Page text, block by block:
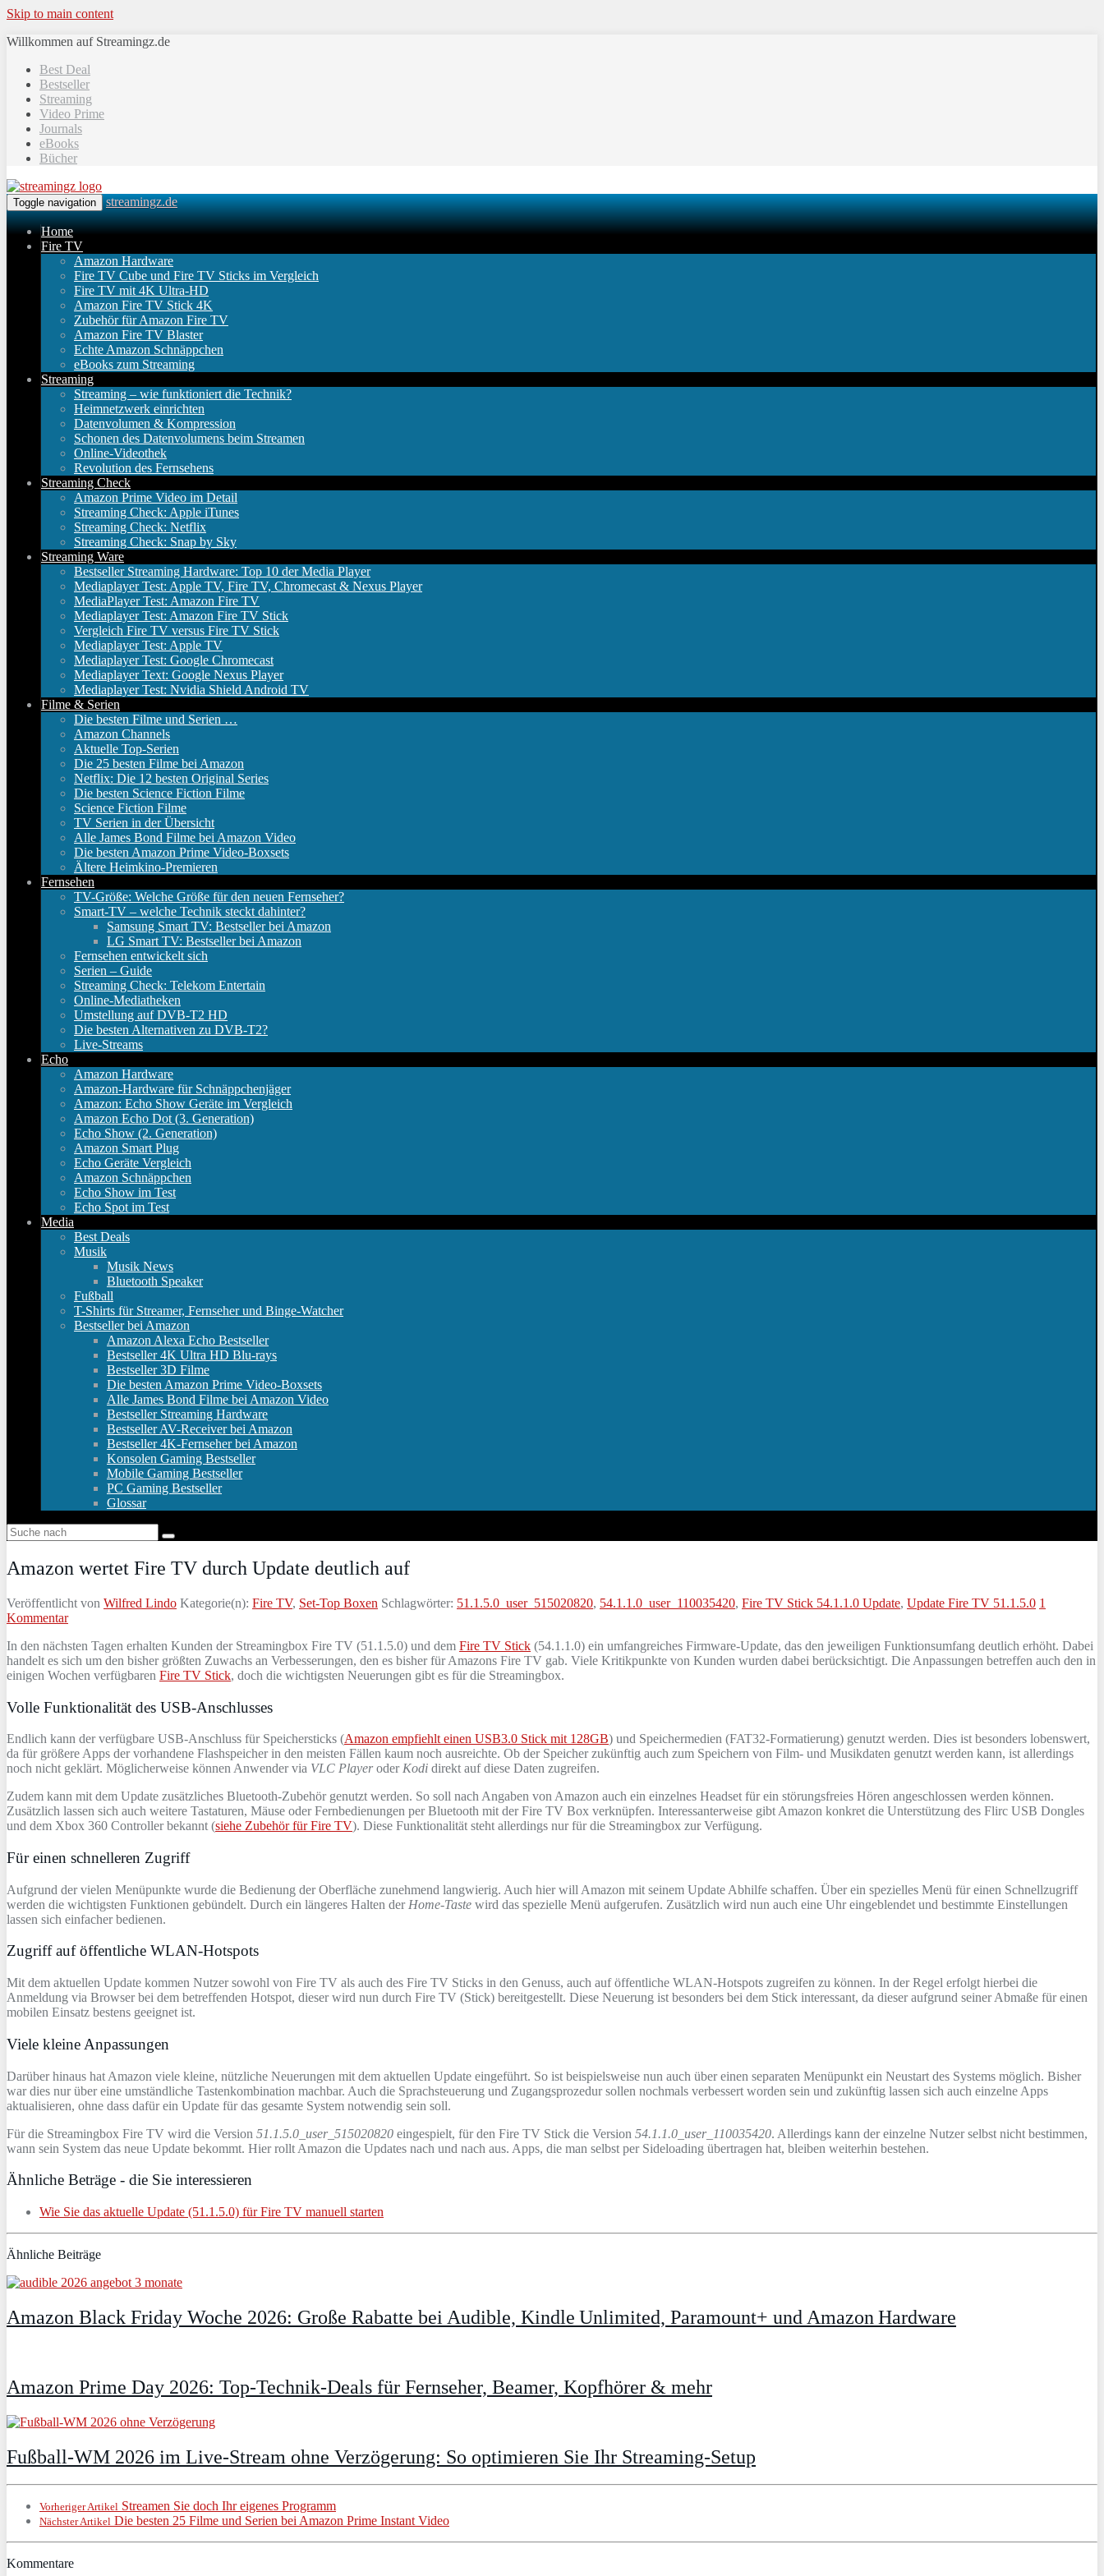
Skip to main content
Willkommen auf Streamingz.de
Best Deal
Bestseller
Streaming
Video Prime
Journals
eBooks
Bücher
Toggle navigation streamingz.de
Home
Fire TV
Amazon Hardware
Fire TV Cube und Fire TV Sticks im Vergleich
Fire TV mit 4K Ultra-HD
Amazon Fire TV Stick 4K
Zubehör für Amazon Fire TV
Amazon Fire TV Blaster
Echte Amazon Schnäppchen
eBooks zum Streaming
Streaming
Streaming – wie funktioniert die Technik?
Heimnetzwerk einrichten
Datenvolumen & Kompression
Schonen des Datenvolumens beim Streamen
Online-Videothek
Revolution des Fernsehens
Streaming Check
Amazon Prime Video im Detail
Streaming Check: Apple iTunes
Streaming Check: Netflix
Streaming Check: Snap by Sky
Streaming Ware
Bestseller Streaming Hardware: Top 10 der Media Player
Mediaplayer Test: Apple TV, Fire TV, Chromecast & Nexus Player
MediaPlayer Test: Amazon Fire TV
Mediaplayer Test: Amazon Fire TV Stick
Vergleich Fire TV versus Fire TV Stick
Mediaplayer Test: Apple TV
Mediaplayer Test: Google Chromecast
Mediaplayer Text: Google Nexus Player
Mediaplayer Test: Nvidia Shield Android TV
Filme & Serien
Die besten Filme und Serien …
Amazon Channels
Aktuelle Top-Serien
Die 25 besten Filme bei Amazon
Netflix: Die 12 besten Original Series
Die besten Science Fiction Filme
Science Fiction Filme
TV Serien in der Übersicht
Alle James Bond Filme bei Amazon Video
Die besten Amazon Prime Video-Boxsets
Ältere Heimkino-Premieren
Fernsehen
TV-Größe: Welche Größe für den neuen Fernseher?
Smart-TV – welche Technik steckt dahinter?
Samsung Smart TV: Bestseller bei Amazon
LG Smart TV: Bestseller bei Amazon
Fernsehen entwickelt sich
Serien – Guide
Streaming Check: Telekom Entertain
Online-Mediatheken
Umstellung auf DVB-T2 HD
Die besten Alternativen zu DVB-T2?
Live-Streams
Echo
Amazon Hardware
Amazon-Hardware für Schnäppchenjäger
Amazon: Echo Show Geräte im Vergleich
Amazon Echo Dot (3. Generation)
Echo Show (2. Generation)
Amazon Smart Plug
Echo Geräte Vergleich
Amazon Schnäppchen
Echo Show im Test
Echo Spot im Test
Media
Best Deals
Musik
Musik News
Bluetooth Speaker
Fußball
T-Shirts für Streamer, Fernseher und Binge-Watcher
Bestseller bei Amazon
Amazon Alexa Echo Bestseller
Bestseller 4K Ultra HD Blu-rays
Bestseller 3D Filme
Die besten Amazon Prime Video-Boxsets
Alle James Bond Filme bei Amazon Video
Bestseller Streaming Hardware
Bestseller AV-Receiver bei Amazon
Bestseller 4K-Fernseher bei Amazon
Konsolen Gaming Bestseller
Mobile Gaming Bestseller
PC Gaming Bestseller
Glossar
Amazon wertet Fire TV durch Update deutlich auf
Veröffentlicht von Wilfred Lindo Kategorie(n): Fire TV, Set-Top Boxen Schlagwörter: 51.1.5.0_user_515020820, 54.1.1.0_user_110035420, Fire TV Stick 54.1.1.0 Update, Update Fire TV 51.1.5.0 1
Kommentar
In den nächsten Tagen erhalten Kunden der Streamingbox Fire TV (51.1.5.0) und dem Fire TV Stick (54.1.1.0) ein umfangreiches Firmware-Update, das den jeweiligen Funktionsumfang deutlich erhöht. Dabei
handelt es sich um den bisher größten Zuwachs an Verbesserungen, den es bisher für Amazons Fire TV gab. Viele Kritikpunkte von Kunden wurden dabei berücksichtigt. Die Anpassungen betreffen auch den in
einigen Wochen verfügbaren Fire TV Stick, doch die wichtigsten Neuerungen gibt es für die Streamingbox.
Volle Funktionalität des USB-Anschlusses
Endlich kann der verfügbare USB-Anschluss für Speichersticks (Amazon empfiehlt einen USB3.0 Stick mit 128GB) und Speichermedien (FAT32-Formatierung) genutzt werden. Dies ist besonders lobenswert,
da für größere Apps der vorhandene Flashspeicher in den meisten Fällen kaum noch ausreichte. Ob der Speicher zukünftig auch zum Speichern von Film- und Musikdaten genutzt werden kann, ist allerdings
noch nicht geklärt. Möglicherweise können Anwender via VLC Playeroder Kodi direkt auf diese Daten zugreifen.
Zudem kann mit dem Update zusätzliches Bluetooth-Zubehör genutzt werden. So soll nach Angaben von Amazon auch ein einzelnes Headset für ein störungsfreies Hören angeschlossen werden können.
Zusätzlich lassen sich auch weitere Tastaturen, Mäuse oder Fernbedienungen per Bluetooth mit der Fire TV Box verknüpfen. Interessanterweise gibt Amazon konkret die Unterstützung des Flirc USB Dongles
und dem Xbox 360 Controller bekannt (siehe Zubehör für Fire TV). Diese Funktionalität steht allerdings nur für die Streamingbox zur Verfügung.
Für einen schnelleren Zugriff
Aufgrund der vielen Menüpunkte wurde die Bedienung der Oberfläche zunehmend langwierig. Auch hier will Amazon mit seinem Update Abhilfe schaffen. Über ein spezielles Menü für einen Schnellzugriff
werden die wichtigsten Funktionen gebündelt. Durch ein längeres Halten der Home-Taste wird das spezielle Menü aufgerufen. Zusätzlich wird nun auch eine Uhr eingeblendet und bestimmte Einstellungen
lassen sich einfacher bedienen.
Zugriff auf öffentliche WLAN-Hotspots
Mit dem aktuellen Update kommen Nutzer sowohl von Fire TV als auch des Fire TV Sticks in den Genuss, auch auf öffentliche WLAN-Hotspots zugreifen zu können. In der Regel erfolgt hierbei die
Anmeldung via Browser bei dem betreffenden Hotspot, dieser wird nun durch Fire TV (Stick) bereitgestellt. Diese Neuerung ist besonders bei dem Stick interessant, da dieser aufgrund seiner Abmaße für einen
mobilen Einsatz bestens geeignet ist.
Viele kleine Anpassungen
Darüber hinaus hat Amazon viele kleine, nützliche Neuerungen mit dem aktuellen Update eingeführt. So ist beispielsweise nun auch über einen separaten Menüpunkt ein Neustart des Systems möglich. Bisher
war dies nur über eine umständliche Tastenkombination machbar. Auch die Sprachsteuerung und Zugangsprozedur sollen nochmals verbessert worden sein und zukünftig lassen sich auch einzelne Apps
aktualisieren, ohne dass dafür ein Update für das gesamte System notwendig sein soll.
Für die Streamingbox Fire TV wird die Version 51.1.5.0_user_515020820 eingespielt, für den Fire TV Stick die Version 54.1.1.0_user_110035420. Allerdings kann der einzelne Nutzer selbst nicht bestimmen,
wann sein System das neue Update bekommt. Hier rollt Amazon die Updates nach und nach aus. Apps, die man selbst per Sideloading übertragen hat, bleiben weiterhin bestehen.
Ähnliche Beträge - die Sie interessieren
Wie Sie das aktuelle Update (51.1.5.0) für Fire TV manuell starten
Ähnliche Beiträge
Amazon Black Friday Woche 2026: Große Rabatte bei Audible, Kindle Unlimited, Paramount+ und Amazon Hardware
Amazon Prime Day 2026: Top-Technik-Deals für Fernseher, Beamer, Kopfhörer & mehr
Fußball-WM 2026 im Live-Stream ohne Verzögerung: So optimieren Sie Ihr Streaming-Setup
Vorheriger Artikel Streamen Sie doch Ihr eigenes Programm
Nächster Artikel Die besten 25 Filme und Serien bei Amazon Prime Instant Video
Kommentare